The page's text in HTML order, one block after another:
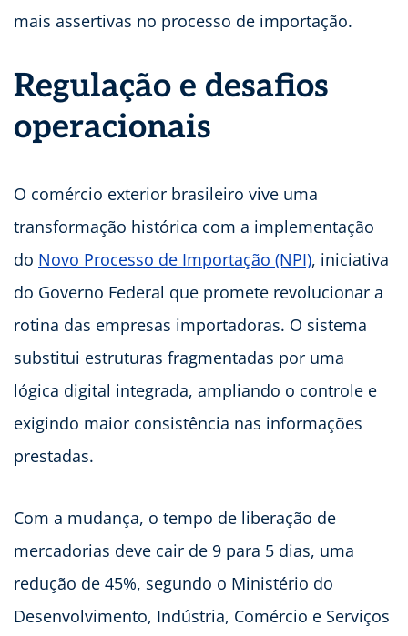
mais assertivas no processo de importação.
Regulação e desafios
operacionais
O comércio exterior brasileiro vive uma
transformação histórica com a implementação
do Novo Processo de Importação (NPI), iniciativa
do Governo Federal que promete revolucionar a
rotina das empresas importadoras. O sistema
substitui estruturas fragmentadas por uma
lógica digital integrada, ampliando o controle e
exigindo maior consistência nas informações
prestadas.
Com a mudança, o tempo de liberação de
mercadorias deve cair de 9 para 5 dias, uma
redução de 45%, segundo o Ministério do
Desenvolvimento, Indústria, Comércio e Serviços